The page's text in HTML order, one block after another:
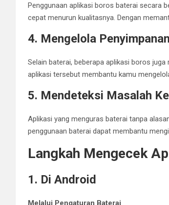
Penggunaan aplikasi boros baterai secara
cepat menurun kualitasnya. Dengan
4. Mengelola
Selain baterai, beberapa aplikasi boros
aplikasi tersebut membantu kamu
5. Mendeteksi Masalah
Aplikasi yang menguras baterai tanpa
penggunaan baterai dapat membantu
Langkah Mengecek
1. Di Android
Melalui Pengaturan Baterai